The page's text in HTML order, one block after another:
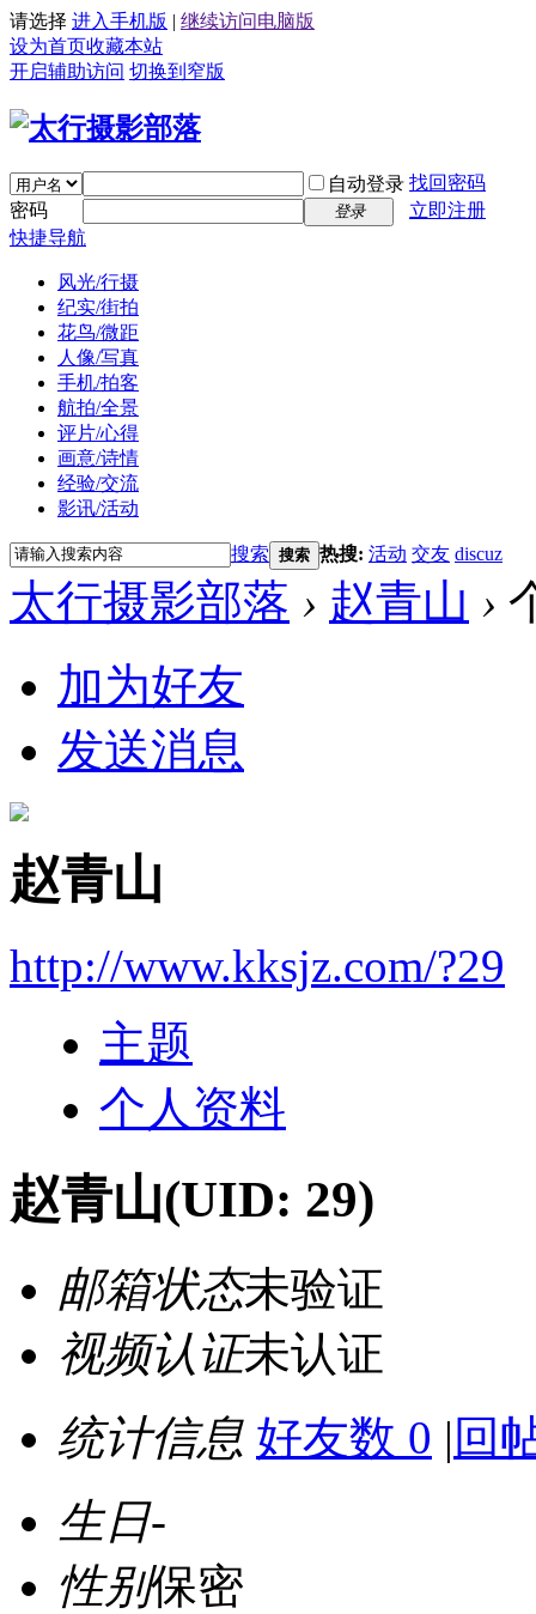
请选择 进入手机版 | 继续访问电脑版
设为首页收藏本站
开启辅助访问 切换到窄版
自动登录 找回密码
密码
登录
立即注册
快捷导航
风光/行摄
纪实/街拍
花鸟/微距
人像/写真
手机/拍客
航拍/全景
评片/心得
画意/诗情
经验/交流
影讯/活动
搜索 搜索 热搜: 活动 交友 discuz
太行摄影部落 › 赵青山 ›
加为好友
发送消息
赵青山
http://www.kksjz.com/?29
主题
个人资料
赵青山(UID: 29)
邮箱状态未验证
视频认证未认证
统计信息 好友数 0 | 回
生日-
性别保密